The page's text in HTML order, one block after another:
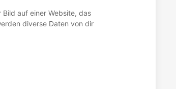
auf einer Website, das
diverse Daten von dir